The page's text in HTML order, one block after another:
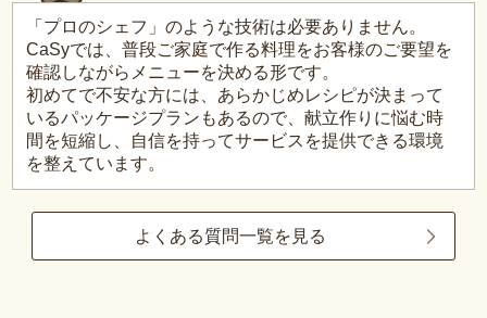
「プロのシェフ」のような技術は必要ありません。
CaSyでは、普段ご家庭で作る料理をお客様のご要望を
確認しながらメニューを決める形です。
初めてで不安な方には、あらかじめレシピが決まって
いるパッケージプランもあるので、献立作りに悩む時
間を短縮し、自信を持ってサービスを提供できる環境
を整えています。
よくある質問一覧を見る